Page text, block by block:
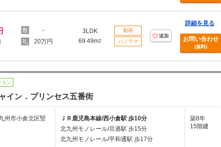
-
20万円
3LDK
69.49m2
動画
パノラマ
追加
詳細を見る
お問い合わせ
(無料)
ョン
イン．プリンセス五番街
州市小倉北区竪
ＪＲ鹿児島本線/西小倉駅 歩10分
北九州モノレール/旦過駅 歩15分
北九州モノレール/平和通駅 歩17分
築8年
15階建